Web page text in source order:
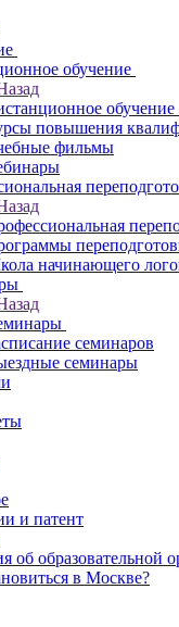
обучение
обучение
повышения
фильмы
начинающего
семинаров
семинары
и патент
об образовательной
в Москве?